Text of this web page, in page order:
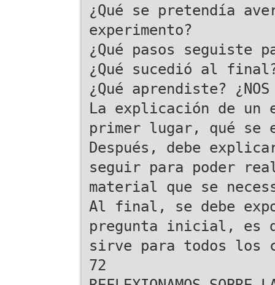
¿Qué se pretendía
experimento?
¿Qué pasos seguiste
¿Qué sucedió al
¿Qué aprendiste? ¿NOS
La explicación de un
primer lugar, qué se
Después, debe
seguir para poder
material que se
Al final, se debe
pregunta inicial, es
sirve para todos los
72